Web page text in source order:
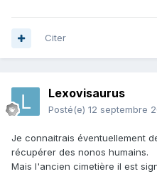
Citer
Lexovisaurus
Posté(e) 12 septembre
Je connaitrais éventuellement
récupérer des nonos humains.
Mais l'ancien cimetière il est